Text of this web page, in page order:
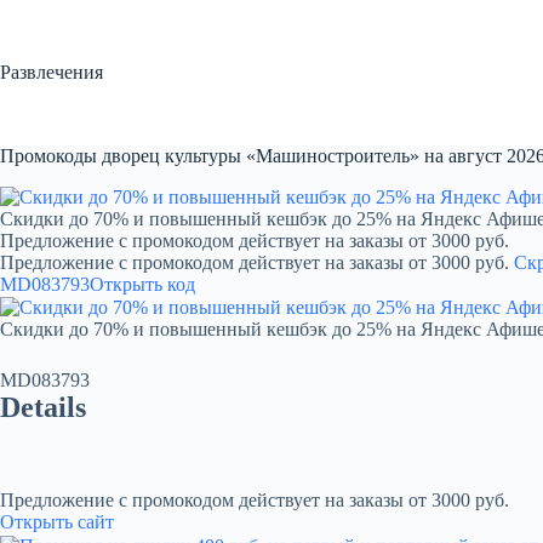
Развлечения
Промокоды дворец культуры «Машиностроитель» на август
Скидки до 70% и повышенный кешбэк до 25% на Яндекс
Предложение с промокодом действует на заказы от 3000 руб.
Предложение с промокодом действует на заказы от 3000 руб.
MD083793Открыть код
Скидки до 70% и повышенный кешбэк до 25% на Яндекс
MD083793
Details
Предложение с промокодом действует на заказы от 3000 руб.
Открыть сайт